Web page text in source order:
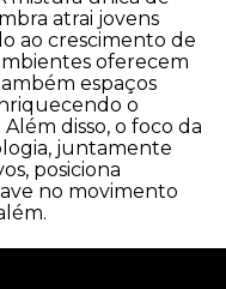
atrai jovens
ao crescimento de
oferecem
espaços
o
disso, o foco da
juntamente
posiciona
no movimento